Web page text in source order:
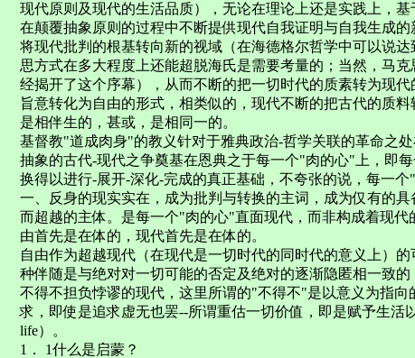
现代原则及现代的生活品质），无论在理论上还是实践上，
在颠覆抽象原则的过程中不断提供现代自我证明与自我生成
将现代批判的根基转向新的视域（在海德格尔哲学中可以说
思方式在多大程度上还能超脱海氏是需要考量的；当然，马
经揭开了这个序幕），从而不断的把一切时代的质素转为现
旨意转化为自由的形式，相类似的，现代不断的把古代的质
是相伴生的，甚或，是相同一的。
基督教"道成肉身"的教义针对于雅典政治-哲学关联的革命之
抽象的古代-现代之争奠基在恩典之于每一个"肉的心"上，即
换得以进行-展开-深化-完成的真正基础，不夸张的说，每一
一、反身的现实实在，成为批判与转换的主词，成为仅有的
而超越的主体。是每一个"肉的心"直面现代，而非构成着现代
由首先是在体的，现代首先是在体的。
自由作为超越现代（在现代是一切时代的同时代的意义上）
种伴随是与绝对对一切可能的否定及绝对的逐渐隐匿相一致
不得不担负悖谬的现代，这里所谓的"不得不"是以意义为指向
求，即使是追求虚无也罢--所谓重估一切价值，即是赋予生活
life）。
1． 1什么是启蒙？